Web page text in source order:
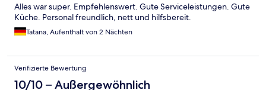
Alles war super. Empfehlenswert. Gute Serviceleistungen. Gute
Küche. Personal freundlich, nett und hilfsbereit.
Tatana, Aufenthalt von 2 Nächten
Verifizierte Bewertung
10/10 – Außergewöhnlich